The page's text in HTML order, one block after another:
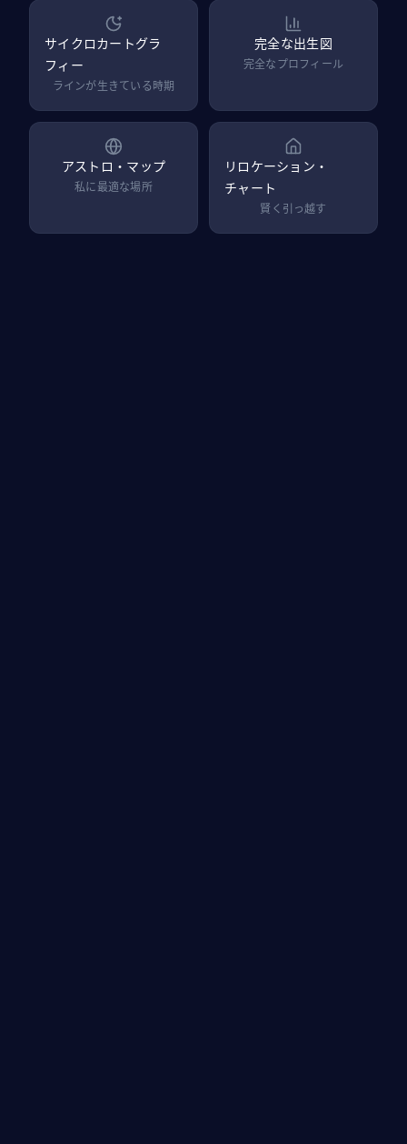
サイクロカートグラ
フィー
ラインが生きている時期
完全な出生図
完全なプロフィール
アストロ・マップ
私に最適な場所
リロケーション・
チャート
賢く引っ越す